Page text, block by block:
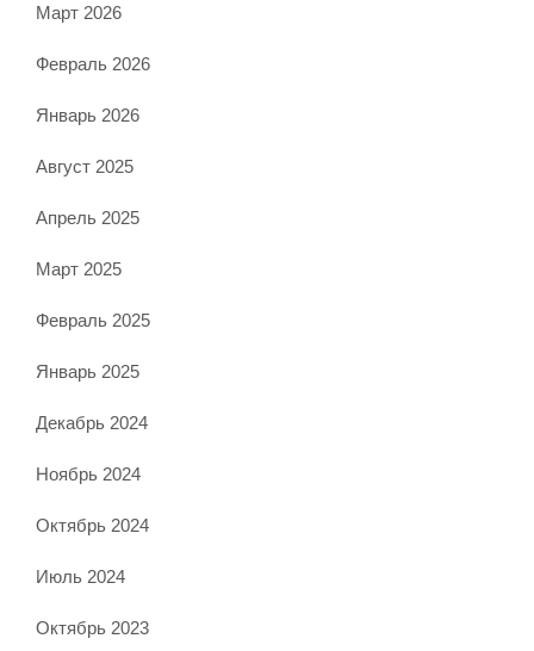
Март 2026
Февраль 2026
Январь 2026
Август 2025
Апрель 2025
Март 2025
Февраль 2025
Январь 2025
Декабрь 2024
Ноябрь 2024
Октябрь 2024
Июль 2024
Октябрь 2023